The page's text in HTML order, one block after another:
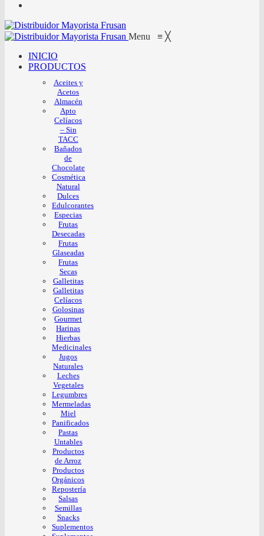
Menu ≡ ╳
INICIO
PRODUCTOS
Aceites y
Acetos
Almacén
Apto
Celíacos
– Sin
TACC
Bañados
de
Chocolate
Cosmética
Natural
Dulces
Edulcorantes
Especias
Frutas
Desecadas
Frutas
Glaseadas
Frutas
Secas
Galletitas
Galletitas
Celíacos
Golosinas
Gourmet
Harinas
Hierbas
Medicinales
Jugos
Naturales
Leches
Vegetales
Legumbres
Mermeladas
Miel
Panificados
Pastas
Untables
Productos
de Arroz
Productos
Orgánicos
Repostería
Salsas
Semillas
Snacks
Suplementos